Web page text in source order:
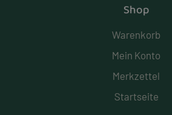
Shop
Warenkorb
Mein Konto
Merkzettel
Startseite